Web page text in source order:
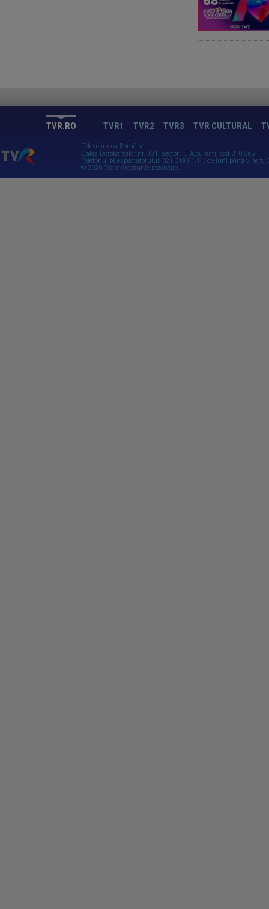
TVR CULTURAL
TVR3
TVR2
TVR1
TVR.RO
Televiziunea Română
Calea Dorobanţilor nr. 191, sector 1, Bucureşti, cod 010.565
Telefonul telespectatorului: 021.319.91.11, de luni până vineri,
© 2026 Toate drepturile rezervate.